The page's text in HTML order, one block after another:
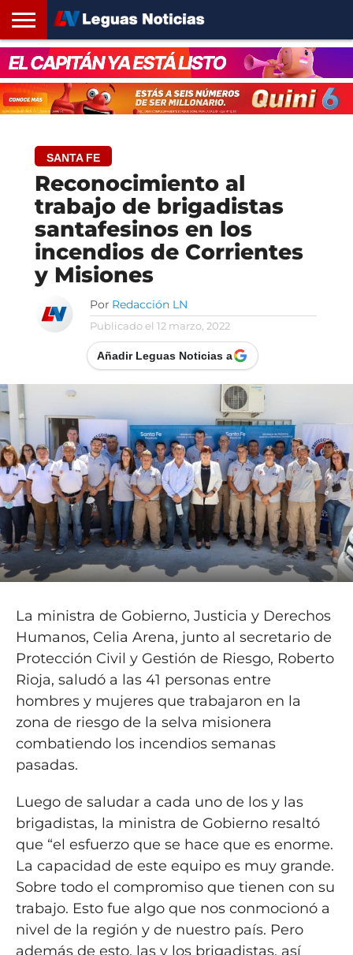
INICIO
SANTA
FE
ROSARIO24
REGIONES
ARGENTINA
OPINIÓN
CONTACTO
SANTA FE
Reconocimiento al
trabajo de brigadistas
santafesinos en los
incendios de Corrientes
y Misiones
Por Redacción LN
Publicado el 12 marzo, 2022
Añadir Leguas Noticias a
La ministra de Gobierno, Justicia y Derechos
Humanos, Celia Arena, junto al secretario de
Protección Civil y Gestión de Riesgo, Roberto
Rioja, saludó a las 41 personas entre
hombres y mujeres que trabajaron en la
zona de riesgo de la selva misionera
combatiendo los incendios semanas
pasadas.
Luego de saludar a cada uno de los y las
brigadistas, la ministra de Gobierno resaltó
que “el esfuerzo que se hace que es enorme.
La capacidad de este equipo es muy grande.
Sobre todo el compromiso que tienen con su
trabajo. Esto fue algo que nos conmocionó a
nivel de la región y de nuestro país. Pero
además de esto, las y los brigadistas, así